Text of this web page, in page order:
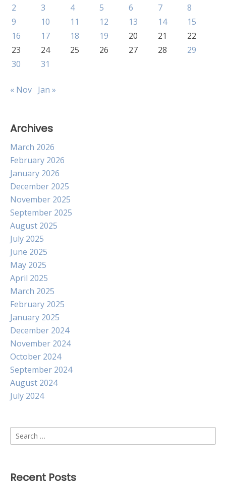
2
3 4 5 6 7
8
9
10 11 12 13 14
15
16
17 18 19 20 21
22
23
24 25 26 27 28
29
30
31
« Nov Jan »
Archives
March 2026
February 2026
January 2026
December 2025
November 2025
September 2025
August 2025
July 2025
June 2025
May 2025
April 2025
March 2025
February 2025
January 2025
December 2024
November 2024
October 2024
September 2024
August 2024
July 2024
Search
for:
Recent Posts